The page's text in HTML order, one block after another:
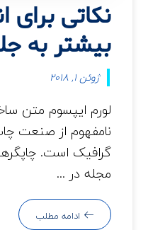
نکاتی برای
بیشتر به
ژوئن 1, 2018
لورم ایپسوم متن
نامفهوم از صنعت
گرافیک است.
مجله در ...
ادامه مطلب